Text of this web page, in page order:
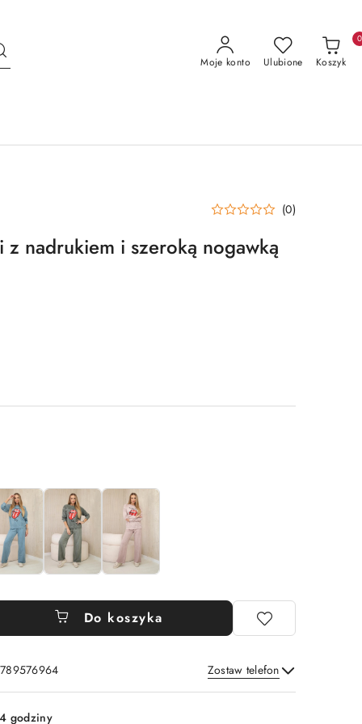
Moje konto Ulubione Koszyk
0
(0)
z nadrukiem i szeroką nogawką
Do koszyka
Zostaw telefon
Wyślij
godziny